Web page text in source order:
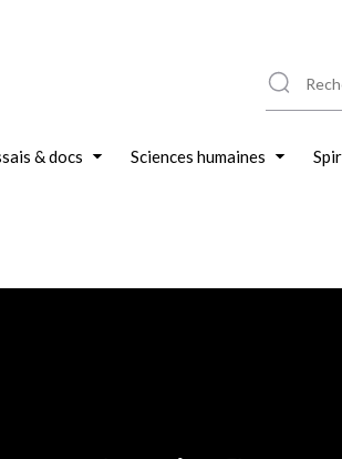
& docs Sciences humaines